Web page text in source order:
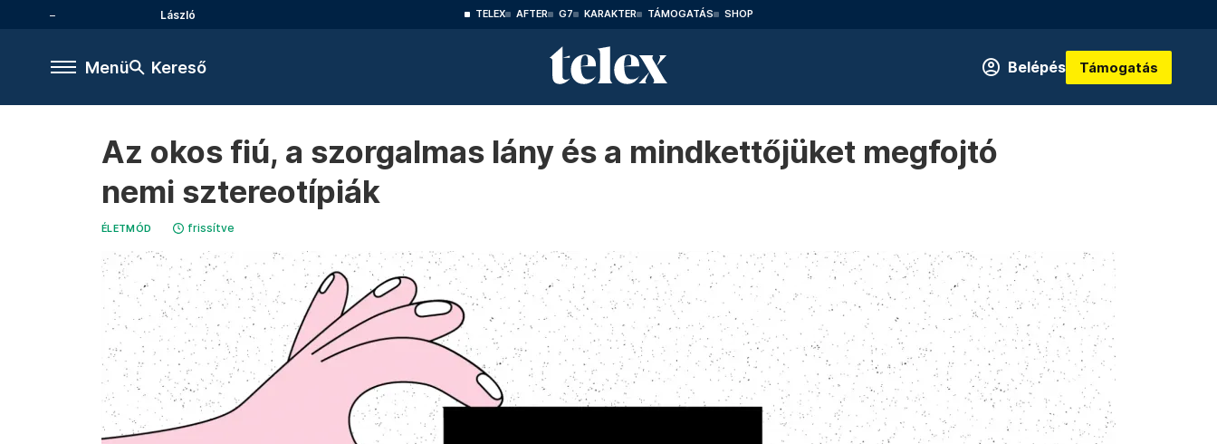
László TELEX AFTER G7 KARAKTER TÁMOGATÁS SHOP
Menü Kereső Belépés Támogatás
Az okos fiú, a szorgalmas lány és a mindkettőjüket megfojtó
nemi sztereotípiák
ÉLETMÓD frissítve